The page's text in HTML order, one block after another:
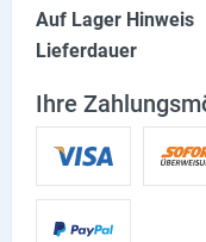
Auf Lager Hinweis
Lieferdauer
Ihre